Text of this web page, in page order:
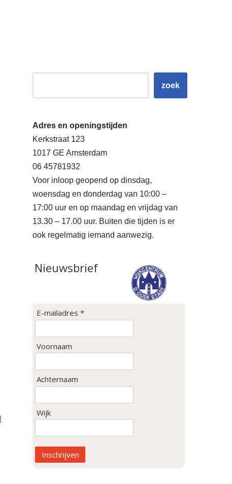
zoek
Adres en openingstijden
Kerkstraat 123
1017 GE Amsterdam
06 45781932
Voor inloop geopend op dinsdag,
woensdag en donderdag van 10:00 –
17:00 uur en op maandag en vrijdag van
13.30 – 17.00 uur. Buiten die tijden is er
ook regelmatig iemand aanwezig.
Nieuwsbrief
E-mailadres *
Voornaam
Achternaam
Wijk
Inschrijven